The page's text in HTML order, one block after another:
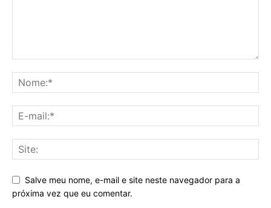
Salve meu nome, e-mail e site neste navegador para a
próxima vez que eu comentar.